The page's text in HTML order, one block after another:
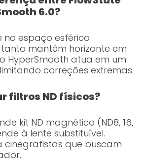
6.0?
no espaço esférico
mantém horizonte em
HyperSmooth atua em um
correções extremas.
filtros ND físicos?
kit ND magnético (ND8, 16,
à lente substituível.
cinegrafistas que buscam